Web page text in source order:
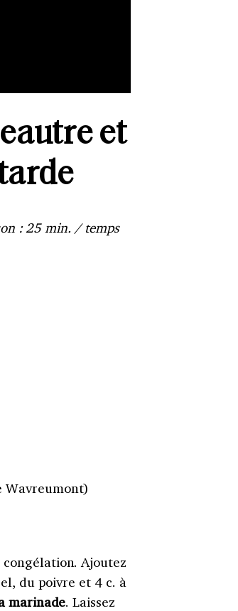
et
: 25 min. / temps
Wavreumont)
Ajoutez
du poivre et 4 c. à
marinade. Laissez